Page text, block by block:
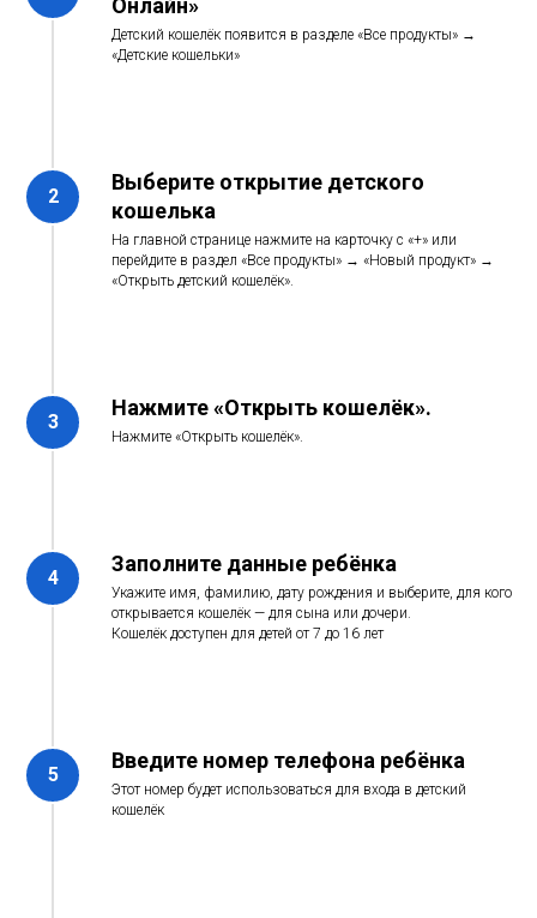
Онлайн»
Детский кошелёк появится в разделе «Все продукты» →
«Детские кошельки»
Выберите открытие детского
кошелька
На главной странице нажмите на карточку с «+» или
перейдите в раздел «Все продукты» → «Новый продукт» →
«Открыть детский кошелёк».
Нажмите «Открыть кошелёк».
Нажмите «Открыть кошелёк».
Заполните данные ребёнка
Укажите имя, фамилию, дату рождения и выберите, для кого
открывается кошелёк — для сына или дочери.
Кошелёк доступен для детей от 7 до 16 лет
Введите номер телефона ребёнка
Этот номер будет использоваться для входа в детский
кошелёк